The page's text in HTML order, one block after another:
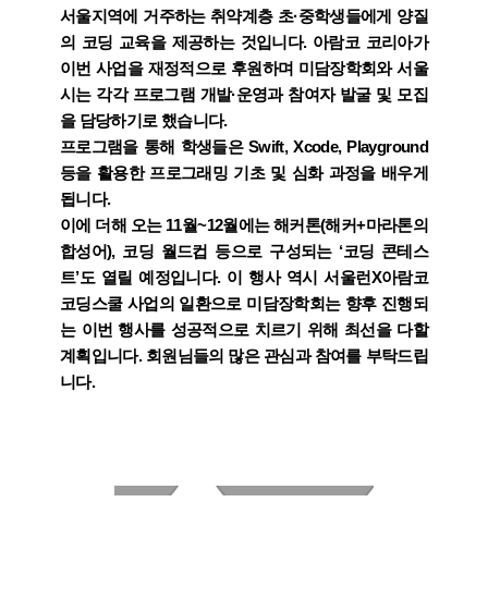
서울지역에 거주하는 취약계층 초·중학생들에게 양질
의 코딩 교육을 제공하는 것입니다. 아람코 코리아가
이번 사업을 재정적으로 후원하며 미담장학회와 서울
시는 각각 프로그램 개발·운영과 참여자 발굴 및 모집
을 담당하기로 했습니다.
프로그램을 통해 학생들은 Swift, Xcode, Playground
등을 활용한 프로그래밍 기초 및 심화 과정을 배우게
됩니다.
이에 더해 오는 11월~12월에는 해커톤(해커+마라톤의
합성어), 코딩 월드컵 등으로 구성되는 ‘코딩 콘테스
트’도 열릴 예정입니다. 이 행사 역시 서울런X아람코
코딩스쿨 사업의 일환으로 미담장학회는 향후 진행되
는 이번 행사를 성공적으로 치르기 위해 최선을 다할
계획입니다. 회원님들의 많은 관심과 참여를 부탁드립
니다.